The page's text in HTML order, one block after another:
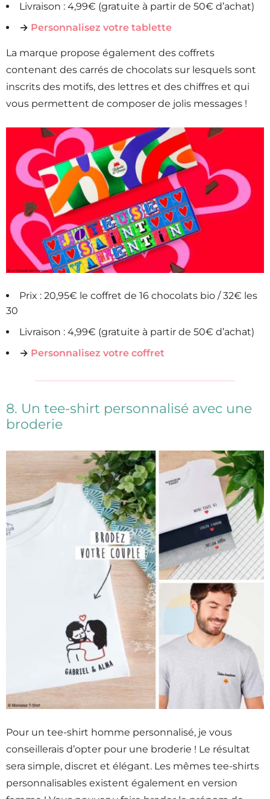
Livraison : 4,99€ (gratuite à partir de 50€ d’achat)
→ Personnalisez votre tablette
La marque propose également des coffrets
contenant des carrés de chocolats sur lesquels sont
inscrits des motifs, des lettres et des chiffres et qui
vous permettent de composer de jolis messages !
Prix : 20,95€ le coffret de 16 chocolats bio / 32€ les
30
Livraison : 4,99€ (gratuite à partir de 50€ d’achat)
→ Personnalisez votre coffret
8. Un tee-shirt personnalisé avec une
broderie
Pour un tee-shirt homme personnalisé, je vous
conseillerais d’opter pour une broderie ! Le résultat
sera simple, discret et élégant. Les mêmes tee-shirts
personnalisables existent également en version